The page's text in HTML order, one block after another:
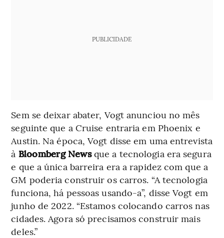
PUBLICIDADE
Sem se deixar abater, Vogt anunciou no mês
seguinte que a Cruise entraria em Phoenix e
Austin. Na época, Vogt disse em uma entrevista
à Bloomberg Newsque a tecnologia era segura
e que a única barreira era a rapidez com que a
GM poderia construir os carros. “A tecnologia
funciona, há pessoas usando-a”, disse Vogt em
junho de 2022. “Estamos colocando carros nas
cidades. Agora só precisamos construir mais
deles.”